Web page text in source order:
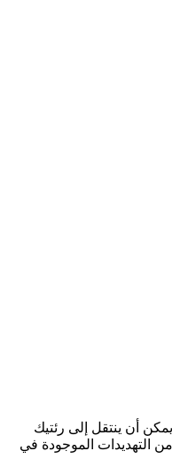
أن ينتقل إلى رئتيك
التهديدات الموجودة في